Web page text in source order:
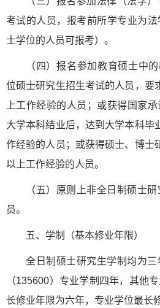
考试的人员，报考前所学专业为
士学位的人员可报考）。
（四）报名参加教育硕士中
位硕士研究生招生考试的人员，要
上工作经验的人员；或获得国家
大学本科结业后，达到大学本科毕
作经验的人员；或获得硕士、博士
以上工作经验的人员。
（五）原则上非全日制硕士
员。
五、学制（基本修业年限）
全日制硕士研究生学制均为
（135600）专业学制四年，其他
长修业年限为六年，专业学位最长